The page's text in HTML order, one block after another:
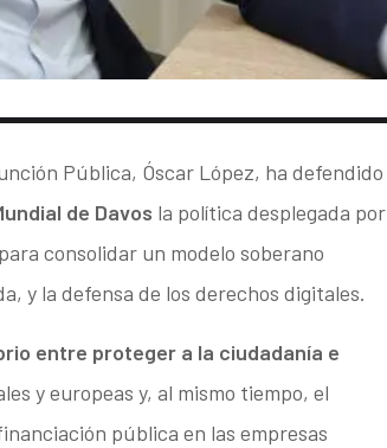
Pública, Óscar López, ha defendido
de Davos la política desplegada por
consolidar un modelo soberano
y la defensa de los derechos digitales.
entre proteger a la ciudadanía e
y europeas y, al mismo tiempo, el
pública en las empresas